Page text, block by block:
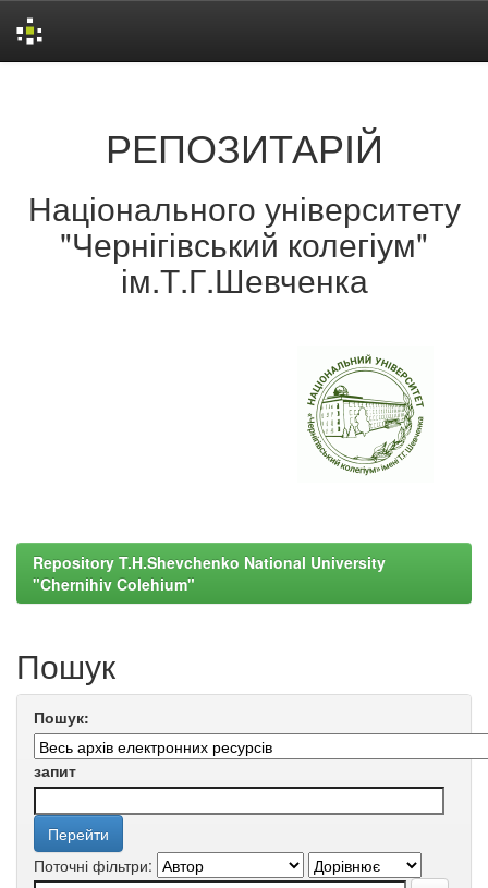
РЕПОЗИТАРІЙ
Національного університету
"Чернігівський колегіум"
ім.Т.Г.Шевченка
Repository T.H.Shevchenko National University
"Chernihiv Colehium"
Пошук
Пошук:
запит
Поточні фільтри: